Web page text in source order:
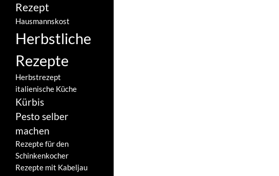
Rezept
Hausmannskost
Herbstliche
Rezepte
Herbstrezept
italienische Küche
Kürbis
Pesto selber
machen
Rezepte für den
Schinkenkocher
Rezepte mit Kabeljau